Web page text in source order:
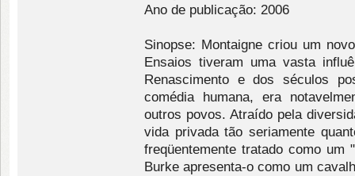
Ano de publicação: 2006
Sinopse: Montaigne criou um
Ensaios tiveram uma vasta
Renascimento e dos séculos
comédia humana, era
outros povos. Atraído pela
vida privada tão seriamente
freqüentemente tratado como um
Burke apresenta-o como um